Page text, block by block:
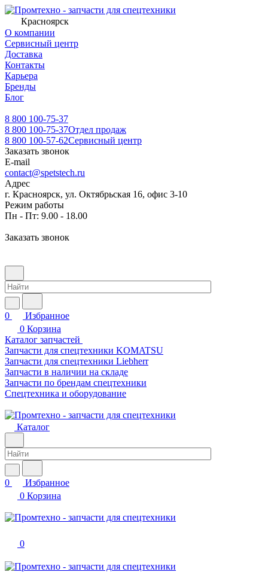
Красноярск
О компании
Сервисный центр
Доставка
Контакты
Карьера
Бренды
Блог
8 800 100-75-37
8 800 100-75-37Отдел продаж
8 800 100-57-62Сервисный центр
Заказать звонок
E-mail
contact@spetstech.ru
Адрес
г. Красноярск, ул. Октябрьская 16, офис 3-10
Режим работы
Пн - Пт: 9.00 - 18.00
Заказать звонок
0
Избранное
0 Корзина
Каталог запчастей
Запчасти для спецтехники KOMATSU
Запчасти для спецтехники Liebherr
Запчасти в наличии на складе
Запчасти по брендам спецтехники
Спецтехника и оборудование
Каталог
0
Избранное
0 Корзина
0